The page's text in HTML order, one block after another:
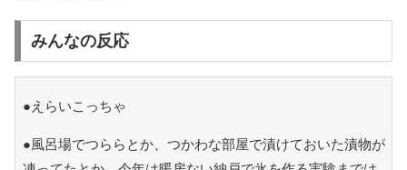
みんなの反応
●えらいこっちゃ
●風呂場でつららとか、つかわな部屋で漬けておいた漬物が